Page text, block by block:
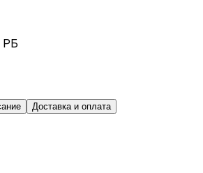
РБ
Доставка и оплата